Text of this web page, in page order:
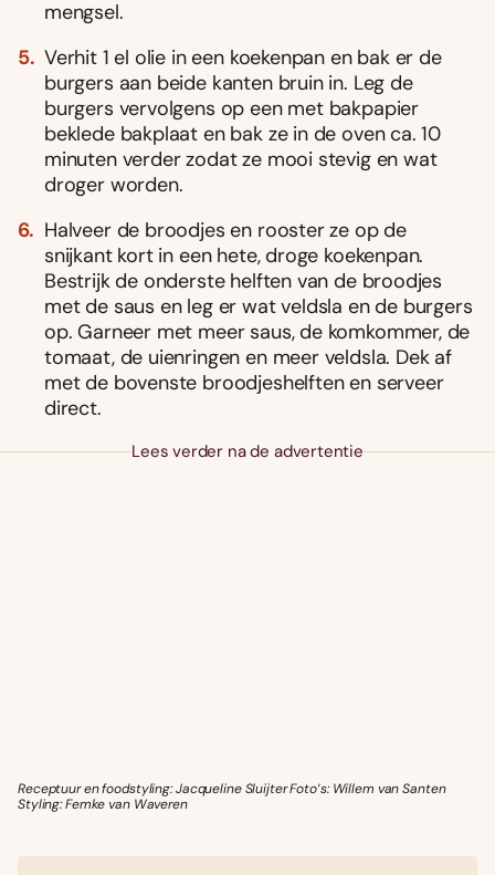
mengsel.
Verhit 1 el olie in een koekenpan en bak er de
burgers aan beide kanten bruin in. Leg de
burgers vervolgens op een met bakpapier
beklede bakplaat en bak ze in de oven ca. 10
minuten verder zodat ze mooi stevig en wat
droger worden.
Halveer de broodjes en rooster ze op de
snijkant kort in een hete, droge koekenpan.
Bestrijk de onderste helften van de broodjes
met de saus en leg er wat veldsla en de burgers
op. Garneer met meer saus, de komkommer, de
tomaat, de uienringen en meer veldsla. Dek af
met de bovenste broodjeshelften en serveer
direct.
Lees verder na de advertentie
Receptuur en foodstyling: Jacqueline Sluijter Foto’s: Willem van Santen
Styling: Femke van Waveren